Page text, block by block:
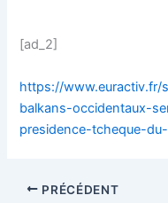
[ad_2]
https://www.euractiv.fr/
balkans-occidentaux-
presidence-tcheque-
PRÉCÉDENT